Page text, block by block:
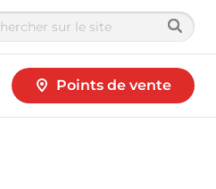
Points de vente